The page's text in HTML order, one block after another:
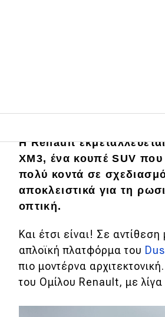
Main navigation
Επικαιρότητα
Νέα μοντέλα
Πρωτότυπα
Ελλάδα
Κόσμος
Τεχνολογία
Η Renault
XM3, ένα κουπέ SUV που
πολύ κοντά σε
αποκλειστικά για τη
οπτική.
Και έτσι είναι! Σε
απλοϊκή πλατφόρμα του
πιο μοντέρνα
του Ομίλου Renault, με λίγα